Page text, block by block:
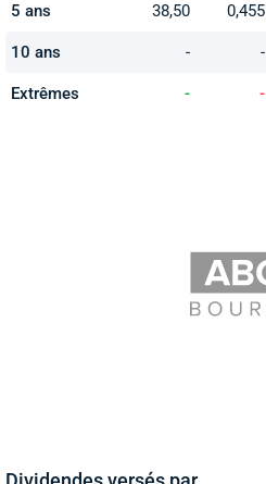
5 ans 38,50 0,455
10 ans - -
Extrêmes - -